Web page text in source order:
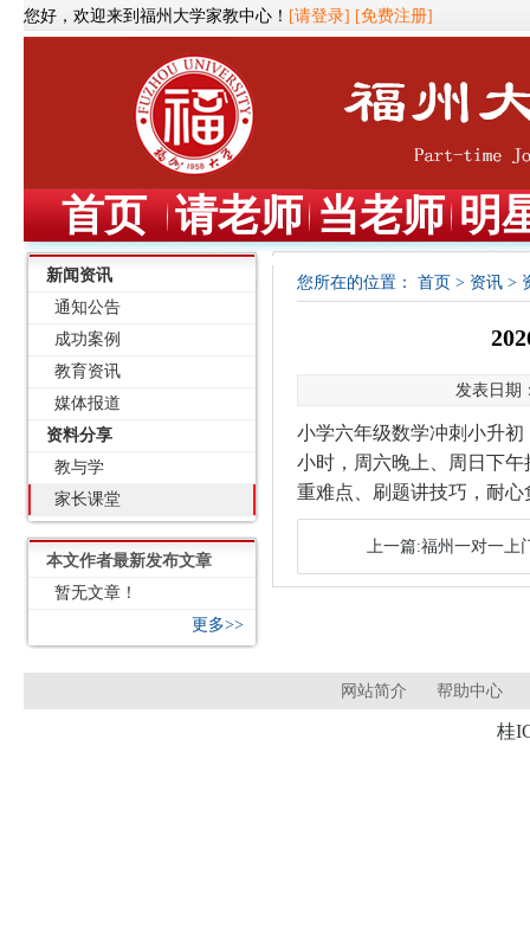
您好，欢迎来到福州大学家教中心！ [请登录] [免费注册]
首页 请老师 当老师 明
新闻资讯
通知公告
成功案例
教育资讯
媒体报道
资料分享
教与学
家长课堂
本文作者最新发布文章
暂无文章！
更多>>
您所在的位置： 首页 > 资讯 >
发表日期
小学六年级数学冲刺小升
小时，周六晚上、周日下
重难点、刷题讲技巧，耐
上一篇:福州一对一上
网站简介 帮助中心
桂